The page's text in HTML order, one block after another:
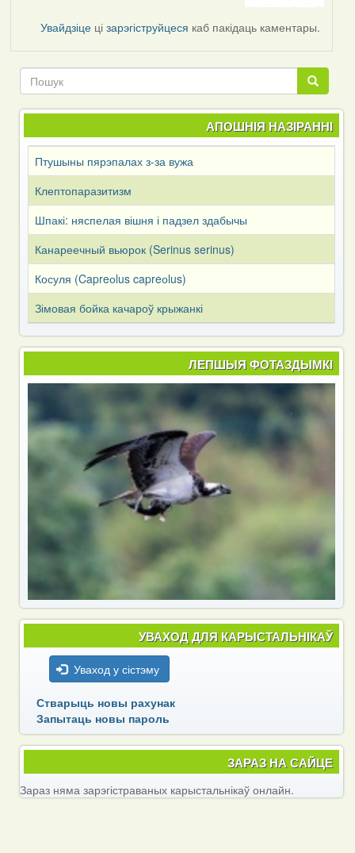
RavenУвайдзіце цізарэгіструйцеся каб пакідаць каментары.
Пошук
Пошук
АПОШНІЯ НАЗІРАННІ
Птушыны пярэпалах з-за вужа
Клептопаразитизм
Шпакі: няспелая вішня і падзел здабычы
Канареечный вьюрок (Serinus serinus)
Косуля (Capreоlus capreоlus)
Зімовая бойка качароў крыжанкі
ЛЕПШЫЯ ФОТАЗДЫМКІ
УВАХОД ДЛЯ КАРЫСТАЛЬНІКАЎ
Уваход у сістэму
Стварыць новы рахунак
Запытаць новы пароль
ЗАРАЗ НА САЙЦЕ
Зараз няма зарэгістраваных карыстальнікаў онлайн.